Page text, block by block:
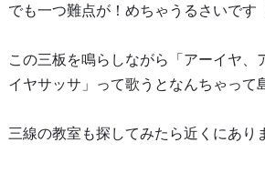
でも一つ難点が！めちゃうるさいです
この三板を鳴らしながら「アーイヤ、
イヤサッサ」って歌うとなんちゃって
三線の教室も探してみたら近くにあり